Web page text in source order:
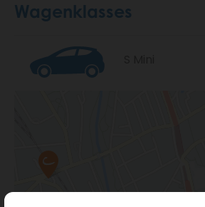
Wagenklasses